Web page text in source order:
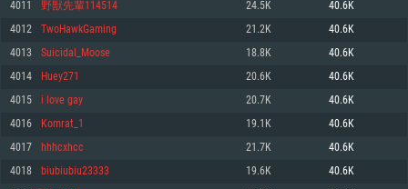
그래픽 카드: DirectX 11 이상을 지원하는 AMD Radeon 77XX / NVIDIA
GeForce GT 660. 최소 사양 해상도: 720p
네트워크: 브로드밴드 인터넷
여유 저장 공간: 22.1 GB (최소 클라이언트)
권장 사양
그래픽 카드: Metal 을 지원하는 Intel Iris Pro 5200 (Mac), 혹은 이와 비슷한 성
능을 가지는 Mac 버전의 AMD/Nvidia. 최소 해상도: 720p
네트워크: 브로드밴드 인터넷
여유 저장 공간: 22.1 GB (최소 클라이언트)
권장 사양
그래픽 카드: Vulkan 을 지원하고, 최신 그래픽 드라이버를 지원하는 NVIDIA
660 (6개월 미만) 혹은 그와 동급의 성능을 가지며 최신 그래픽 드라이버를 지
원하는 AMD (6개월 미만; 최소사양 지원 해상도 720p)
네트워크: 브로드밴드 인터넷
여유 저장 공간: 22.1 GB (최소 클라이언트)
권장 사양
운영체제: Ubuntu 20.04 64bit
프로세서: Intel Core i7
4011 野獣先輩114514 24.5K 40.6K
4012 TwoHawkGaming 21.2K 40.6K
4013 Suicidal_Moose 18.8K 40.6K
4014 Huey271 20.6K 40.6K
4015 i love gay 20.7K 40.6K
4016 Komrat_1 19.1K 40.6K
4017 hhhcxhcc 21.7K 40.6K
4018 biubiubiu23333 19.6K 40.6K